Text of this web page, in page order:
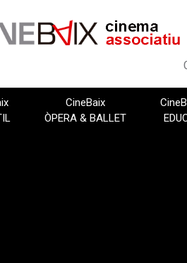
CineBaix
ÒPERA & BALLET